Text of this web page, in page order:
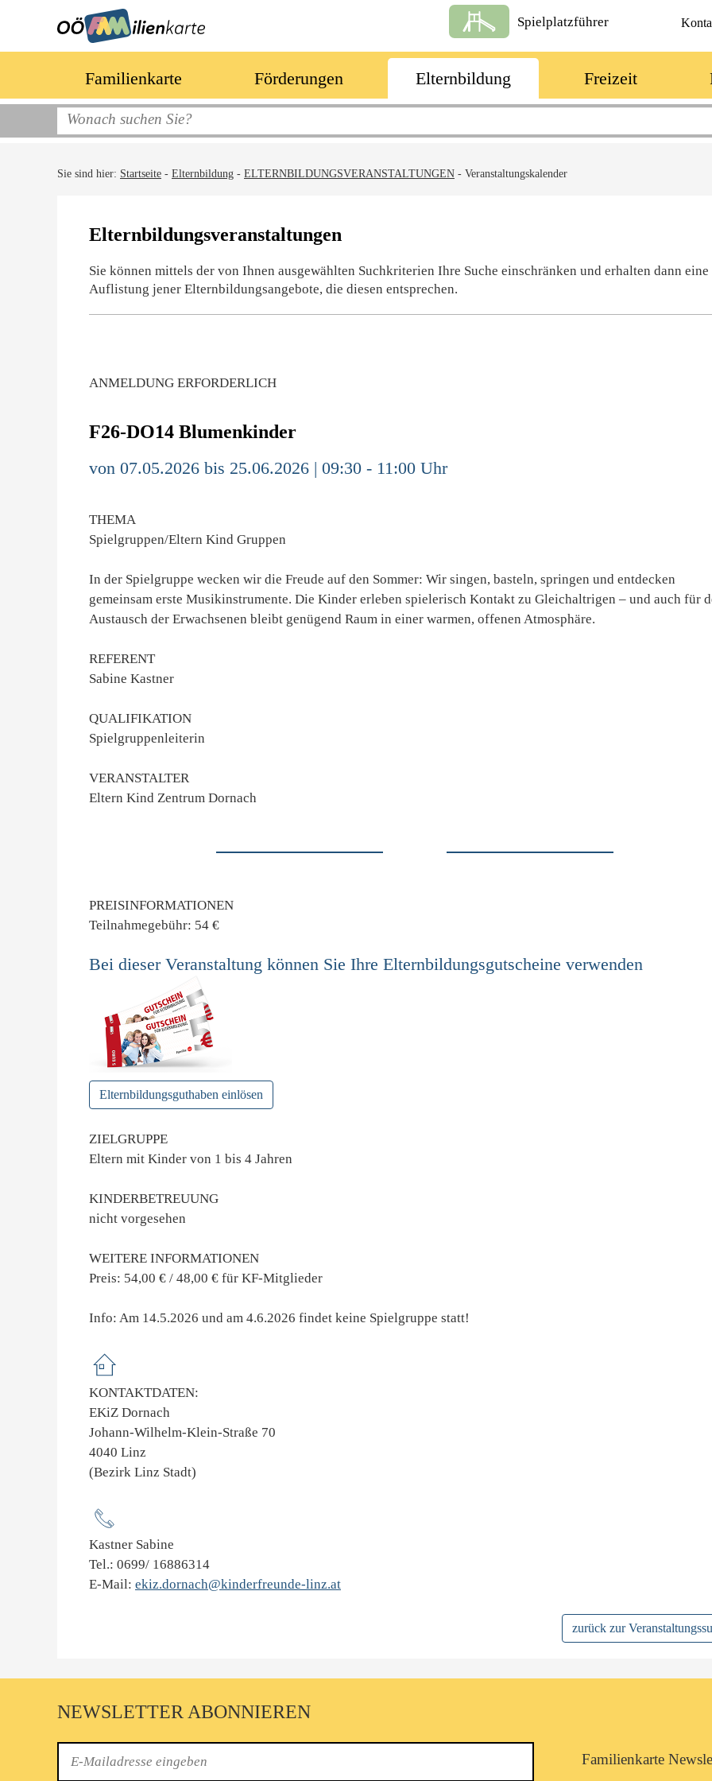
Spielplatzführer
Familienkarte Förderungen Elternbildung Freizeit
Sie sind hier: Startseite - Elternbildung - ELTERNBILDUNGSVERANSTALTUNGEN - Veranstaltungskalender
Elternbildungsveranstaltungen
Sie können mittels der von Ihnen ausgewählten Suchkriterien Ihre Suche einschränken und erhalten dann eine
Auflistung jener Elternbildungsangebote, die diesen entsprechen.
ANMELDUNG ERFORDERLICH
F26-DO14 Blumenkinder
von 07.05.2026 bis 25.06.2026 | 09:30 - 11:00 Uhr
THEMA
Spielgruppen/Eltern Kind Gruppen
In der Spielgruppe wecken wir die Freude auf den Sommer: Wir singen, basteln, springen und entdecken
gemeinsam erste Musikinstrumente. Die Kinder erleben spielerisch Kontakt zu Gleichaltrigen – und auch für
Austausch der Erwachsenen bleibt genügend Raum in einer warmen, offenen Atmosphäre.
REFERENT
Sabine Kastner
QUALIFIKATION
Spielgruppenleiterin
VERANSTALTER
Eltern Kind Zentrum Dornach
PREISINFORMATIONEN
Teilnahmegebühr: 54 €
Bei dieser Veranstaltung können Sie Ihre Elternbildungsgutscheine verwenden
Elternbildungsguthaben einlösen
ZIELGRUPPE
Eltern mit Kinder von 1 bis 4 Jahren
KINDERBETREUUNG
nicht vorgesehen
WEITERE INFORMATIONEN
Preis: 54,00 € / 48,00 € für KF-Mitglieder
Info: Am 14.5.2026 und am 4.6.2026 findet keine Spielgruppe statt!
KONTAKTDATEN:
EKiZ Dornach
Johann-Wilhelm-Klein-Straße 70
4040 Linz
(Bezirk Linz Stadt)
Kastner Sabine
Tel.: 0699/ 16886314
E-Mail: ekiz.dornach@kinderfreunde-linz.at
zurück zur
NEWSLETTER ABONNIEREN
Newsletterkategorie
abonnieren
Familienkarte